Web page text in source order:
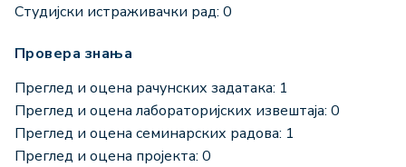
Студијски истраживачки рад: 0
Провера знања
Преглед и оцена рачунских задатака: 1
Преглед и оцена лабораторијских извештаја: 0
Преглед и оцена семинарских радова: 1
Преглед и оцена пројекта: 0